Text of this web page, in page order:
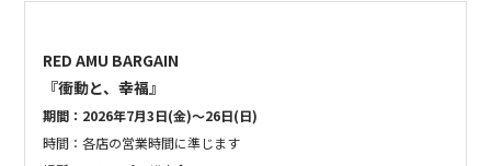
RED AMU BARGAIN
『衝動と、幸福』
期間：2026年7月3日(金)～26日(日)
時間：各店の営業時間に準じます